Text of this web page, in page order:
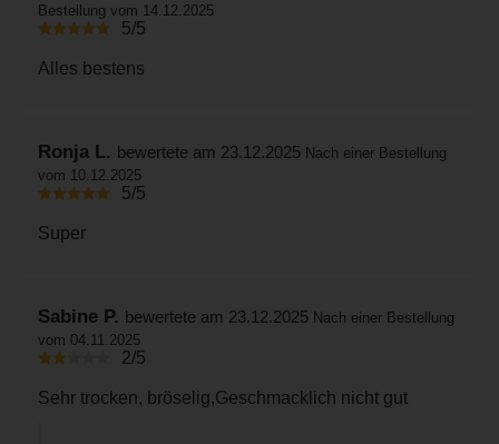
Bestellung vom 14.12.2025
5/5
Alles bestens
Ronja L. bewertete am 23.12.2025 Nach einer Bestellung
vom 10.12.2025
5/5
Super
Sabine P. bewertete am 23.12.2025 Nach einer Bestellung
vom 04.11.2025
2/5
Sehr trocken, bröselig,Geschmacklich nicht gut